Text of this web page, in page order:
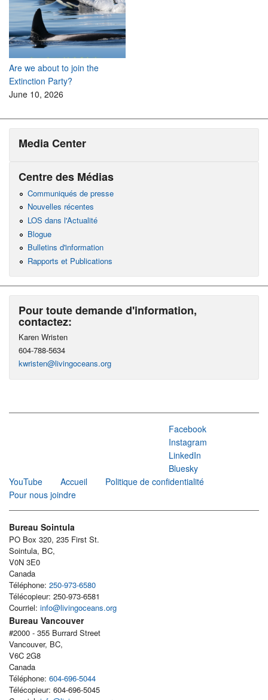
Are we about to join the
Extinction Party?
June 10, 2026
Media Center
Centre des Médias
Communiqués de presse
Nouvelles récentes
LOS dans l'Actualité
Blogue
Bulletins d'information
Rapports et Publications
Pour toute demande d'information,
contactez:
Karen Wristen
604-788-5634
kwristen@livingoceans.org
Facebook
Instagram
LinkedIn
Bluesky
YouTube
Accueil
Politique de confidentialité
Pour nous joindre
Bureau Sointula
PO Box 320, 235 First St.
Sointula, BC,
V0N 3E0
Canada
Téléphone: 250-973-6580
Télécopieur: 250-973-6581
Courriel: info@livingoceans.org
Bureau Vancouver
#2000 - 355 Burrard Street
Vancouver, BC,
V6C 2G8
Canada
Téléphone: 604-696-5044
Télécopieur: 604-696-5045